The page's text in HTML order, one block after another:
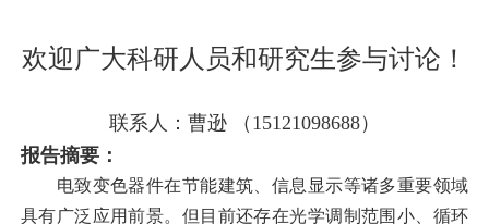
欢迎广大科研人员和研究生参与讨论！
联系人：曹逊 （15121098688）
报告摘要：
电致变色器件在节能建筑、信息显示等诸多重要领域
具有广泛应用前景。但目前还存在光学调制范围小、循环